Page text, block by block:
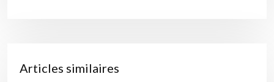
Articles similaires